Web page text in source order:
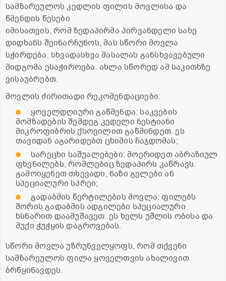
სამზარეულოს კედლის ფილის მოვლისა და
წმენდის წესები
იმისათვის, რომ ზედაპირმა პირვანდელი სახე
დიდხანს შეინარჩუნოს, მას სწორი მოვლა
სჭირდება. სხვადასხვა მასალას განსხვავებული
მიდგომა ესაჭიროება. ახლა სწორედ ამ საკითხზე
ვისაუბრებთ.
მოვლის ძირითადი რეკომენდაციები:
ყოველდღიური გაწმენდა: საკვების
მომზადების შემდეგ კედელი ნესტიანი
მიკროფიბრის ქსოვილით გაწმინდეთ. ეს
თავიდან აგარიდებთ ცხიმის ჩაჯდომას;
სარეცხი საშუალებები: მოერიდეთ აბრაზიულ
ფხვნილებს, რომლებიც ზედაპირს კაწრავს.
გამოიყენეთ თხევადი, ნაზი გელები ან
სპეციალური სპრეი;
გადაბმის წერტილების მოვლა: ფილებს
შორის გადაბმის ადგილები სპეციალური
ხსნარით დაამუშავეთ. ეს ხელს უშლის ობისა და
მუქი ჭუჭყის დაგროვებას.
სწორი მოვლა უზრუნველყოფს, რომ თქვენი
სამზარეულოს ფილა ყოველთვის ახალივით
ბრწყინავდეს.